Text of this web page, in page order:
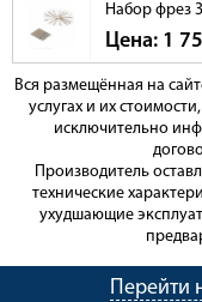
Набор фрез
Цена: 1
Вся размещённая на
услугах и их
исключительно
Производитель
технические
ухудшающие
Перейти